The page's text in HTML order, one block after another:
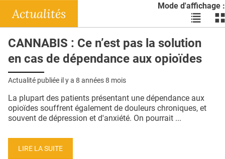
DOSSIERS
RÉSEAUX
E-REVUE SAD
QUI SOMMES-NOUS ?
CONDITIONS GÉNÉRALES
Mode d'affichage :
Voir
les
en
liste
les
Actualités
CANNABIS : Ce n’est pas la solution
en cas de dépendance aux opioïdes
Actualité publiée il y a 8 années 8 mois
La plupart des patients présentant une dépendance aux
opioïdes souffrent également de douleurs chroniques, et
souvent de dépression et d'anxiété. On pourrait ...
LIRE LA SUITE